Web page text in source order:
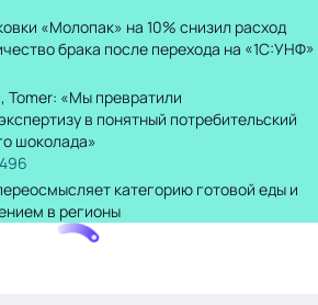
«Молопак» на 10% снизил расход
брака после перехода на «1С:УНФ»
Tomer: «Мы превратили
в понятный потребительский
шоколада»
496
категорию готовой еды и
в регионы